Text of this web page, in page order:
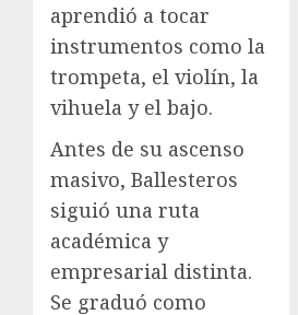
aprendió a tocar
instrumentos como la
trompeta, el violín, la
vihuela y el bajo.
Antes de su ascenso
masivo, Ballesteros
siguió una ruta
académica y
empresarial distinta.
Se graduó como